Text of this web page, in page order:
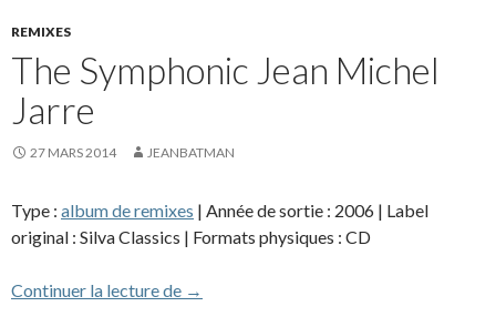
REMIXES
The Symphonic Jean Michel
Jarre
27 MARS 2014 JEANBATMAN
Type : album de remixes | Année de sortie : 2006 | Label
original : Silva Classics | Formats physiques : CD
Continuer la lecture de The Symphonic Jean Michel Jarre
→